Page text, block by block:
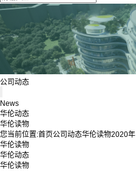
公司动态
News
华伦动态
华伦读物
您当前位置:首页公司动态华伦读物2020年
华伦读物
华伦动态
华伦读物